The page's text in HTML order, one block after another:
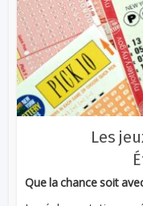
Les
Que la chance soit